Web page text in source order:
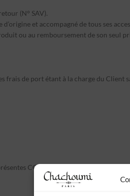
(N° SAV).
et accompagné de tous ses
ou au remboursement de son seul
frais de port étant à la charge du Client
CGV sont rédigées en langue